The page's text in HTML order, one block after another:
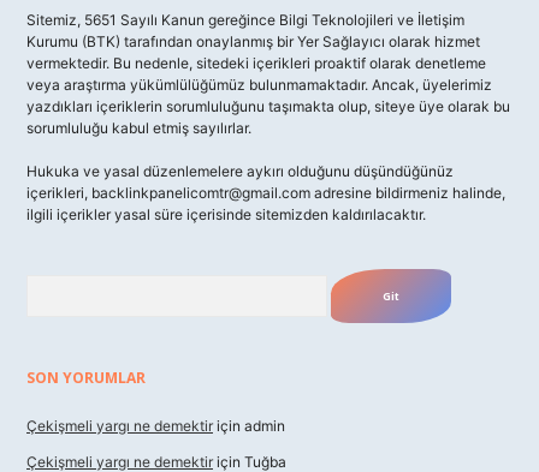
Sitemiz, 5651 Sayılı Kanun gereğince Bilgi Teknolojileri ve İletişim
Kurumu (BTK) tarafından onaylanmış bir Yer Sağlayıcı olarak hizmet
vermektedir. Bu nedenle, sitedeki içerikleri proaktif olarak denetleme
veya araştırma yükümlülüğümüz bulunmamaktadır. Ancak, üyelerimiz
yazdıkları içeriklerin sorumluluğunu taşımakta olup, siteye üye olarak bu
sorumluluğu kabul etmiş sayılırlar.
Hukuka ve yasal düzenlemelere aykırı olduğunu düşündüğünüz
içerikleri, backlinkpanelicomtr@gmail.com adresine bildirmeniz halinde,
ilgili içerikler yasal süre içerisinde sitemizden kaldırılacaktır.
SON YORUMLAR
Çekişmeli yargı ne demektir için admin
Çekişmeli yargı ne demektir için Tuğba